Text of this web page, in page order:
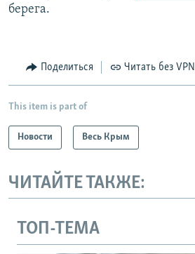
берега.
Поделиться Читать без VPN
This item is part of
Новости Весь Крым
ЧИТАЙТЕ ТАКЖЕ:
ТОП-ТЕМА